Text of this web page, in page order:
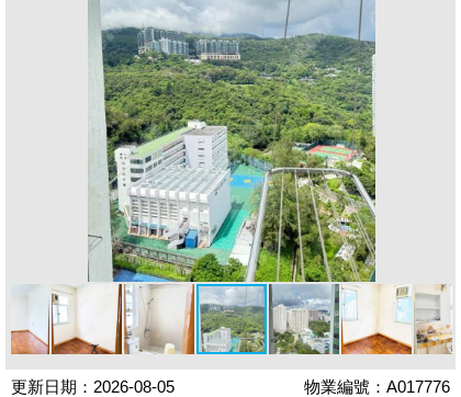
更新日期：2026-08-05 物業編號：A017776